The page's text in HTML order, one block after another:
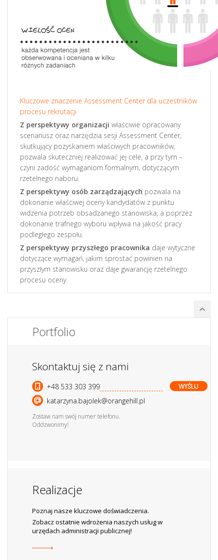
Kluczowe znaczenie Assessment Center dla uczestników
procesu rekrutacji
Z perspektywy organizacji właściwie opracowany
scenariusz oraz narzędzia sesji Assessment Center,
skutkujący pozyskaniem właściwych pracowników,
pozwala skuteczniej realizować jej cele, a przy tym –
czyni zadość wymaganiom formalnym, dotyczącym
rzetelnego naboru.
Z perspektywy osób zarządzających pozwala na
dokonanie właściwej oceny kandydatów z punktu
widzenia potrzeb obsadzanego stanowiska, a poprzez
dokonanie trafnego wyboru wpływa na jakość pracy
podległego zespołu.
Z perspektywy przyszłego pracownika daje wytyczne
dotyczące wymagań, jakim sprostać powinien na
przyszłym stanowisku oraz daje gwarancję rzetelnego
procesu oceny.
Portfolio
Skontaktuj się z nami
+48 533 303 399
katarzyna.bajolek@orangehill.pl
Zostaw nam swój numer telefonu.
Oddzwonimy!
Realizacje
Poznaj nasze kluczowe doświadczenia.
Zobacz ostatnie wdrożenia naszych usług w
urzędach administracji publicznej!